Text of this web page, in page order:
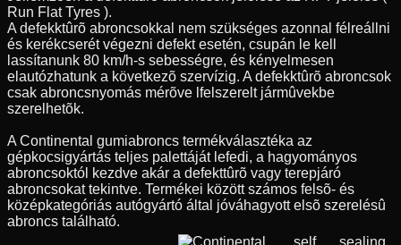
Run Flat Tyres ).
A defekktûrõ abroncsokkal nem szükséges azonnal félreállni
és kerékcserét végezni defekt esetén, csupán le kell
lassítanunk 80 km/h-s sebességre, és kényelmesen
elautózhatunk a következõ szervízig. A defekktûrõ abroncsok
csak abroncsnyomás mérõve lfelszerelt jármûvekbe
szerelhetõk.
A Continental gumiabroncs termékválasztéka az
gépkocsigyártás teljes palettáját lefedi, a hagyományos
abroncsoktól kezdve akár a defekttûrõ vagy terepjáró
abroncsokat tekintve. Termékei között számos felsõ- és
középkategóriás autógyártó által jóváhagyott elsõ szerelésû
abroncs található.